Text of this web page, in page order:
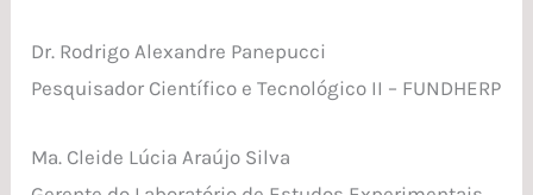
Dr. Rodrigo Alexandre Panepucci
Pesquisador Científico e Tecnológico II – FUNDHERP
Ma. Cleide Lúcia Araújo Silva